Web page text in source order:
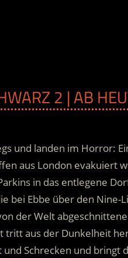
2 | AB
und landen im Horror:
aus London evakuiert
in das entlegene
bei Ebbe über den
der Welt
tritt aus der Dunkelheit
Schrecken und bringt